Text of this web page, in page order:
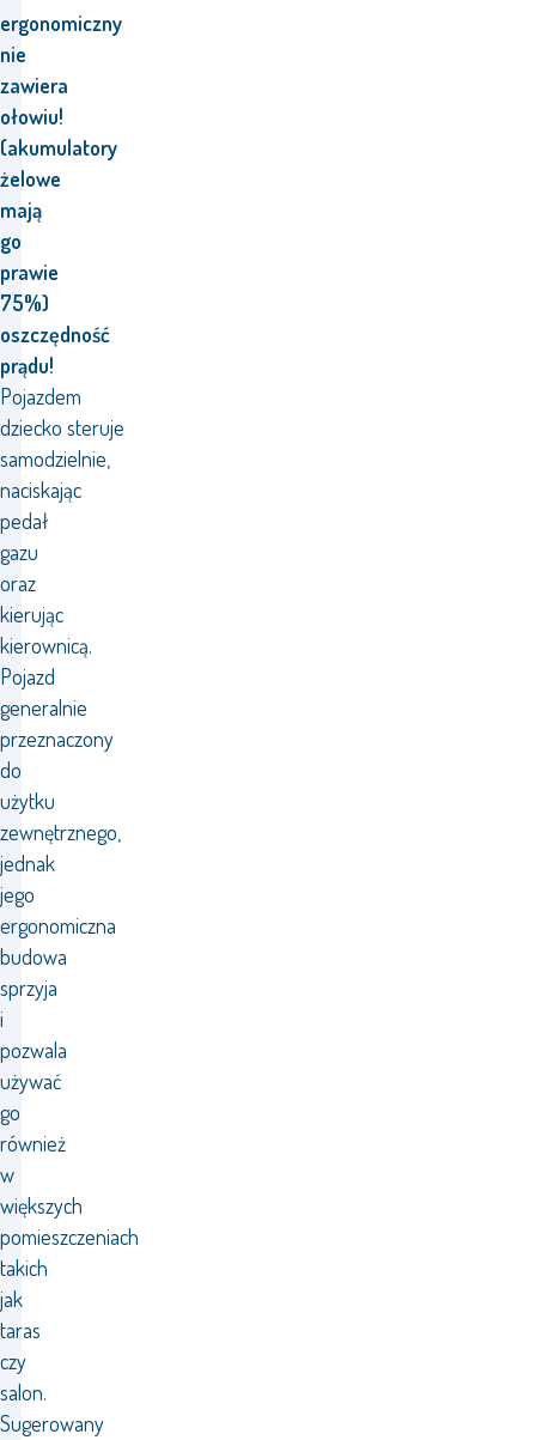
ergonomiczny
nie
zawiera
ołowiu!
(akumulatory
żelowe
mają
go
prawie
75%)
oszczędność
prądu!
Pojazdem
dziecko steruje
samodzielnie,
naciskając
pedał
gazu
oraz
kierując
kierownicą.
Pojazd
generalnie
przeznaczony
do
użytku
zewnętrznego,
jednak
jego
ergonomiczna
budowa
sprzyja
i
pozwala
używać
go
również
w
większych
pomieszczeniach
takich
jak
taras
czy
salon.
Sugerowany